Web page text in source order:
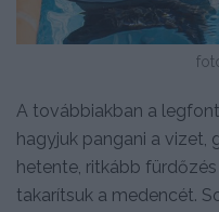
A továbbiakban a
hagyjuk pangani a vizet,
hetente, ritkább
takarítsuk a medencét.